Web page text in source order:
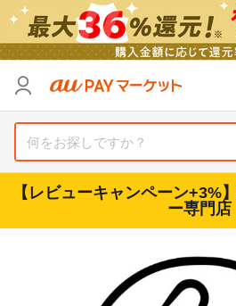
【レビューキャンペーン+3%
ー専門店
支払い方法
Pontaパス特典対象すべて
支払い方法
Pontaパス特典対象すべて